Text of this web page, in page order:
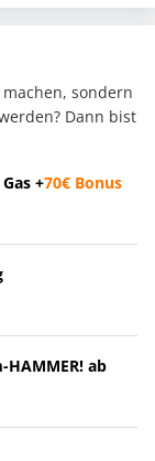
sondern
Dann bist
+70€ Bonus
HAMMER! ab